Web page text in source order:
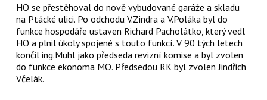
HO se přestěhoval do nově vybudované garáže a skladu
na Ptácké ulici. Po odchodu V.Zindra a V.Poláka byl do
funkce hospodáře ustaven Richard Pacholátko, který vedl
HO a plnil úkoly spojené s touto funkcí. V 90 tých letech
končil ing.Muhl jako předseda revizní komise a byl zvolen
do funkce ekonoma MO. Předsedou RK byl zvolen Jindřich
Včelák.